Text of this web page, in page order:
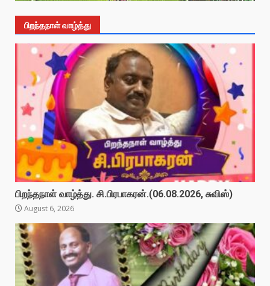
பிறந்தநாள் வாழ்த்து
பிறந்தநாள் வாழ்த்து. சி.பிரபாகரன்.(06.08.2026, சுவிஸ்)
August 6, 2026